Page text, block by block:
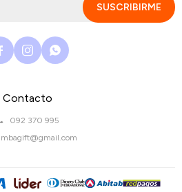
Contacto
092 370 995
SUSCRIBIRME
 